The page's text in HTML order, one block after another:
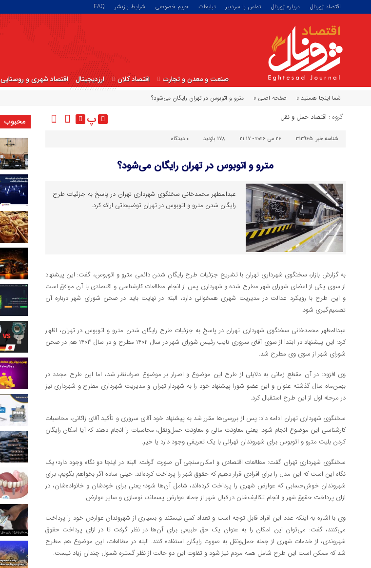
اقتصاد ژورنال درباره ژورنال تماس با سردبیر تبلیغات حریم خصوصی شرایط بازنشر FAQ
صنعت و معدن و تجارت اقتصاد کلان ارزدیجیتال اقتصاد شهری و روستایی
شما اینجا هستید » صفحه اصلی » مترو و اتوبوس در تهران رایگان می‌شود؟
گروه : اقتصاد حمل و نقل پ
شناسه خبر: 313965 26 می 2026 - 21:17 178 بازدید ۰ دیدگاه
مترو و اتوبوس در تهران رایگان می‌شود؟
عبدالمطهر محمدخانی سخنگوی شهرداری تهران در پاسخ به جزئیات طرح
رایگان شدن مترو و اتوبوس در تهران توضیحاتی ارائه کرد.
به گزارش بازار، سخنگوی شهرداری تهران با تشریح جزئیات طرح رایگان شدن دائمی مترو و اتوبوس، گفت: این پیشنهاد
از سوی یکی از اعضای شورای شهر مطرح شده و شهرداری پس از انجام مطالعات کارشناسی و اقتصادی با آن موافق است
و این طرح با رویکرد عدالت در مدیریت شهری همخوانی دارد، البته در نهایت باید در صحن شورای شهر درباره آن
تصمیم‌گیری شود.
عبدالمطهر محمدخانی سخنگوی شهرداری تهران در پاسخ به جزئیات طرح رایگان شدن مترو و اتوبوس در تهران، اظهار
کرد: این پیشنهاد در ابتدا از سوی آقای سروری نایب رئیس شورای شهر در سال ۱۴۰۲ مطرح و در سال ۱۴۰۳ هم در صحن
شورای شهر از سوی وی مطرح شد.
وی افزود: در آن مقطع زمانی به دلایلی از طرح این موضوع و اصرار بر موضوع صرف‌نظر شد، اما این طرح مجدد در
بهمن‌ماه سال گذشته عنوان و این عضو شورا پیشنهاد خود را به شهردار تهران و مدیریت شهرداری مطرح و شهرداری نیز
در مرحله اول از این طرح استقبال کرد.
سخنگوی شهرداری تهران ادامه داد: پس از بررسی‌ها مقرر شد به پیشنهاد خود آقای سروری و تأکید آقای زاکانی، محاسبات
کارشناسی این موضوع انجام شود. یعنی معاونت مالی و معاونت حمل‌ونقل، محاسبات را انجام دهند که آیا امکان رایگان
کردن بلیت مترو و اتوبوس برای شهروندان تهرانی با یک تعریفی وجود دارد یا خیر.
سخنگوی شهرداری تهران گفت: مطالعات اقتصادی و امکان‌سنجی آن صورت گرفت. البته در اینجا دو نگاه وجود دارد؛ یک
نگاه این است که این مدل را برای افرادی قرار دهیم که حقوق شهر را پرداخت کرده‌اند. خیلی ساده اگر بخواهم بگویم، برای
شهروندان خوش‌حسابی که عوارض شهری را پرداخت کرده‌اند، شامل آن‌ها شود؛ یعنی برای خودشان و خانواده‌شان، در
ازای پرداخت حقوق شهر و انجام تکالیف‌شان در قبال شهر از جمله عوارض پسماند، نوسازی و سایر عوارض.
وی با اشاره به اینکه عدد این افراد قابل توجه است و تعداد کمی نیستند و بسیاری از شهروندان عوارض خود را پرداخت
می‌کنند، گفت: می‌توان این امکان را به عنوان یک حق طبیعی برای آن‌ها در نظر گرفت تا در ازای پرداخت حقوق
شهروندی، از خدمات شهری از جمله حمل‌ونقل به صورت رایگان استفاده کنند. البته در مطالعات، این موضوع هم مطرح
شد که ممکن است این طرح شامل همه مردم نیز شود و تفاوت این دو حالت از نظر گستره شمول چندان زیاد نیست.
محبوب